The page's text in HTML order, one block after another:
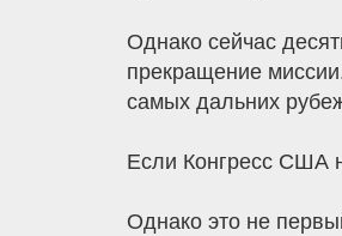
Однако сейчас
прекращение
самых дальних
Если Конгресс США
Однако это не